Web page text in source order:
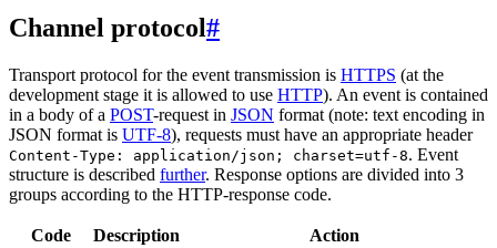
Channel protocol#
Transport protocol for the event transmission is HTTPS (at the
development stage it is allowed to use HTTP). An event is contained
in a body of a POST-request in JSON format (note: text encoding in
JSON format is UTF-8), requests must have an appropriate header
Content-Type: application/json; charset=utf-8. Event
structure is described further. Response options are divided into 3
groups according to the HTTP-response code.
Code Description Action